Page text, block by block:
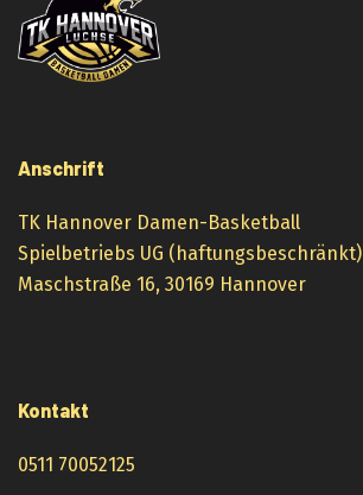
Anschrift
TK Hannover Damen-Basketball
Spielbetriebs UG (haftungsbeschränkt)
Maschstraße 16, 30169 Hannover
Kontakt
0511 70052125